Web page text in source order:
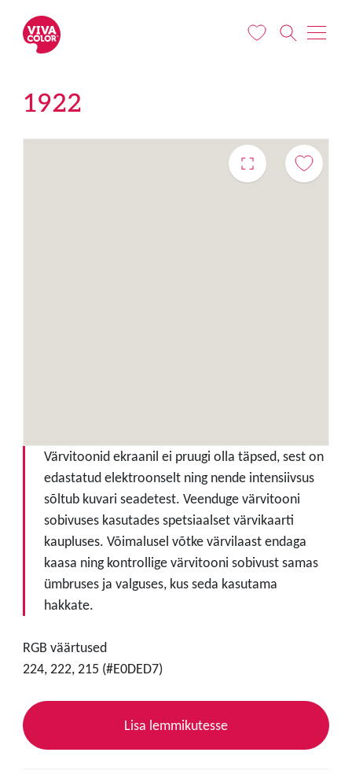
1922
Värvitoonid ekraanil ei pruugi olla täpsed, sest on
edastatud elektroonselt ning nende intensiivsus
sõltub kuvari seadetest. Veenduge värvitooni
sobivuses kasutades spetsiaalset värvikaarti
kaupluses. Võimalusel võtke värvilaast endaga
kaasa ning kontrollige värvitooni sobivust samas
ümbruses ja valguses, kus seda kasutama
hakkate.
RGB väärtused
224, 222, 215 (#E0DED7)
Lisa lemmikutesse